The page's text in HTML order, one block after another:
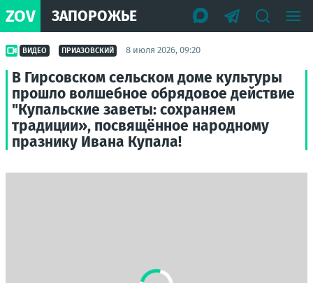
ZOV ЗАПОРОЖЬЕ
ВИДЕО ПРИАЗОВСКИЙ 8 июля 2026, 09:20
В Гирсовском сельском доме культуры
прошло волшебное обрядовое действие
"Купальские заветы: сохраняем
традиции», посвящённое народному
празнику Ивана Купала!